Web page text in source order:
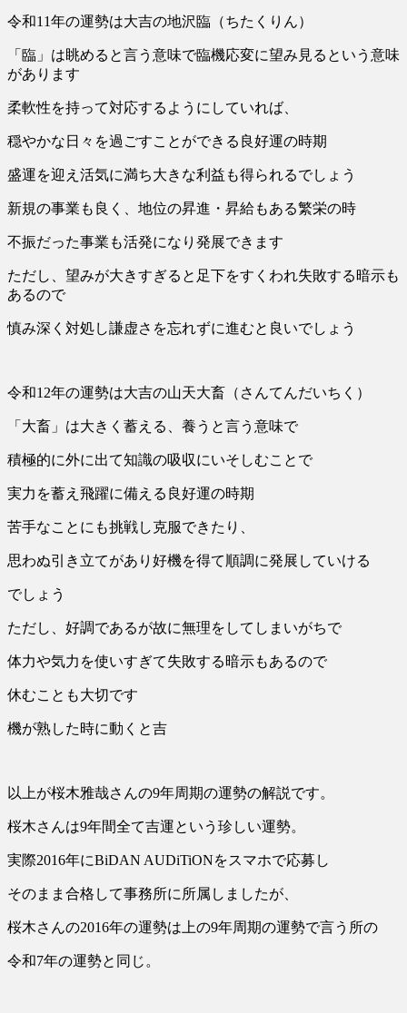
令和11年の運勢は大吉の地沢臨（ちたくりん）
「臨」は眺めると言う意味で臨機応変に望み見るという意味
があります
柔軟性を持って対応するようにしていれば、
穏やかな日々を過ごすことができる良好運の時期
盛運を迎え活気に満ち大きな利益も得られるでしょう
新規の事業も良く、地位の昇進・昇給もある繁栄の時
不振だった事業も活発になり発展できます
ただし、望みが大きすぎると足下をすくわれ失敗する暗示も
あるので
慎み深く対処し謙虚さを忘れずに進むと良いでしょう
令和12年の運勢は大吉の山天大畜（さんてんだいちく）
「大畜」は大きく蓄える、養うと言う意味で
積極的に外に出て知識の吸収にいそしむことで
実力を蓄え飛躍に備える良好運の時期
苦手なことにも挑戦し克服できたり、
思わぬ引き立てがあり好機を得て順調に発展していける
でしょう
ただし、好調であるが故に無理をしてしまいがちで
体力や気力を使いすぎて失敗する暗示もあるので
休むことも大切です
機が熟した時に動くと吉
以上が桜木雅哉さんの9年周期の運勢の解説です。
桜木さんは9年間全て吉運という珍しい運勢。
実際2016年にBiDAN AUDiTiONをスマホで応募し
そのまま合格して事務所に所属しましたが、
桜木さんの2016年の運勢は上の9年周期の運勢で言う所の
令和7年の運勢と同じ。